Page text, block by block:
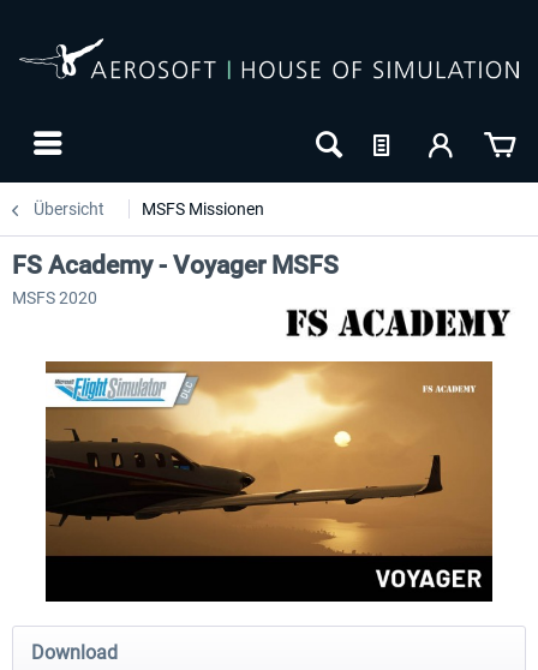
Übersicht MSFS Missionen
Perfect Flight - Flying Germany MSFS
Perfect Flight - FS Explorer -
FS Academy - Voyager MSFS
MSFS 2020
Download